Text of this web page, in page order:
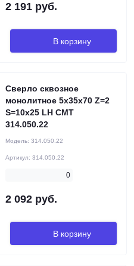
2 191 руб.
В корзину
Сверло сквозное
монолитное 5x35x70 Z=2
S=10x25 LH CMT
314.050.22
Модель: 314.050.22
Артикул: 314.050.22
0
2 092 руб.
В корзину